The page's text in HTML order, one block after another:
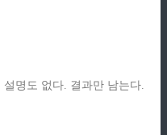
명도 없다. 결과만 남는다.